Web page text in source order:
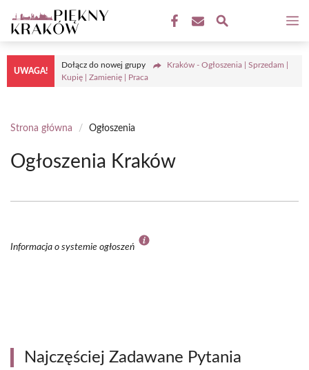
do
treści
UWAGA!
Dołącz do nowej grupy
Kraków - Ogłoszenia | Sprzedam |
Kupię | Zamienię | Praca
Strona główna / Ogłoszenia
Ogłoszenia Kraków
Informacja o systemie ogłoszeń
Najczęściej Zadawane Pytania